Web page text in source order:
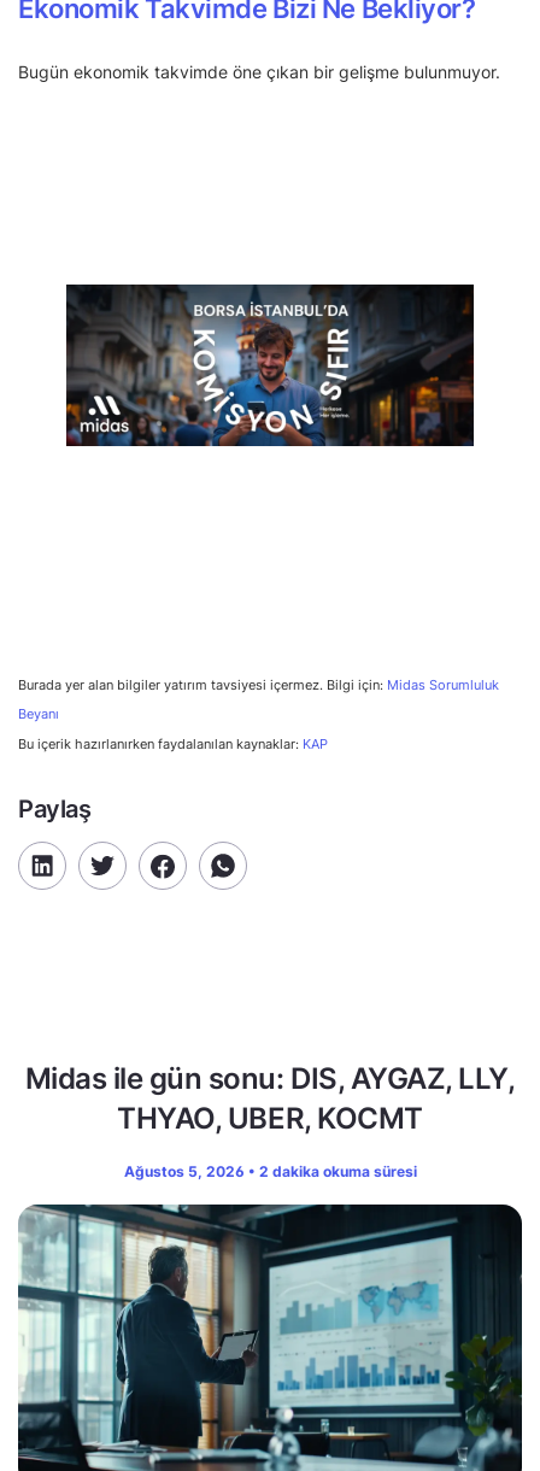
Ekonomik Takvimde Bizi Ne Bekliyor?
Bugün ekonomik takvimde öne çıkan bir gelişme bulunmuyor.
Burada yer alan bilgiler yatırım tavsiyesi içermez. Bilgi için: Midas Sorumluluk
Beyanı
Bu içerik hazırlanırken faydalanılan kaynaklar: KAP
Paylaş
Midas ile gün sonu: DIS, AYGAZ, LLY,
THYAO, UBER, KOCMT
Ağustos 5, 2026 • 2 dakika okuma süresi